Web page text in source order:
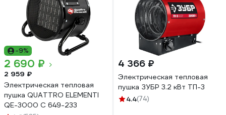
-9%
2 690 ₽
2 959 ₽
Электрическая тепловая
пушка QUATTRO ELEMENTI
QE-3000 C 649-233
4 366 ₽
Электрическая тепловая
пушка ЗУБР 3.2 кВт ТП-3
4.4(74)